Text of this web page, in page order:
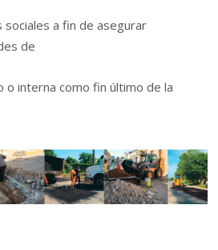
a fin de asegurar
de
o interna como fin último de la